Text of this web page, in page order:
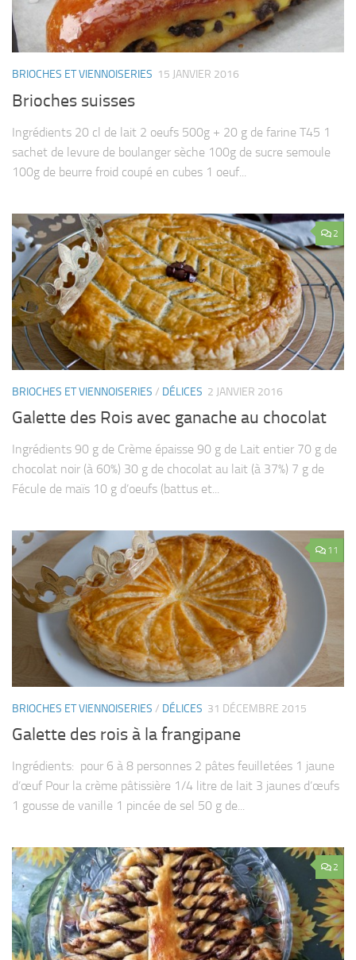
BRIOCHES ET VIENNOISERIES 15 JANVIER 2016
Brioches suisses
Ingrédients 20 cl de lait 2 oeufs 500g + 20 g de farine T45 1
sachet de levure de boulanger sèche 100g de sucre semoule
100g de beurre froid coupé en cubes 1 oeuf...
2
BRIOCHES ET VIENNOISERIES / DÉLICES 2 JANVIER 2016
Galette des Rois avec ganache au chocolat
Ingrédients 90 g de Crème épaisse 90 g de Lait entier 70 g de
chocolat noir (à 60%) 30 g de chocolat au lait (à 37%) 7 g de
Fécule de maïs 10 g d’oeufs (battus et...
11
BRIOCHES ET VIENNOISERIES / DÉLICES 31 DÉCEMBRE 2015
Galette des rois à la frangipane
Ingrédients: pour 6 à 8 personnes 2 pâtes feuilletées 1 jaune
d’œuf Pour la crème pâtissière 1/4 litre de lait 3 jaunes d’œufs
1 gousse de vanille 1 pincée de sel 50 g de...
2